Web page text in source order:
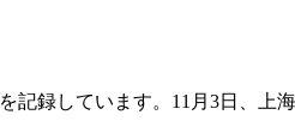
記録しています。11月3日、